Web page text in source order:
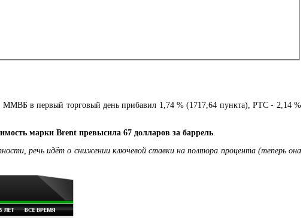
ММВБ в первый торговый день прибавил 1,74 % (1717,64 пункта), РТС - 2,14 %
марки Brent превысила 67 долларов за баррель.
речь идёт о снижении ключевой ставки на полтора процента (теперь она